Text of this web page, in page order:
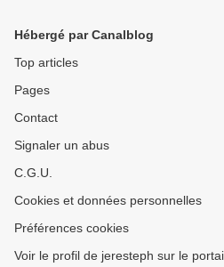
Hébergé par Canalblog
Top articles
Pages
Contact
Signaler un abus
C.G.U.
Cookies et données personnelles
Préférences cookies
Voir le profil de jeresteph sur le